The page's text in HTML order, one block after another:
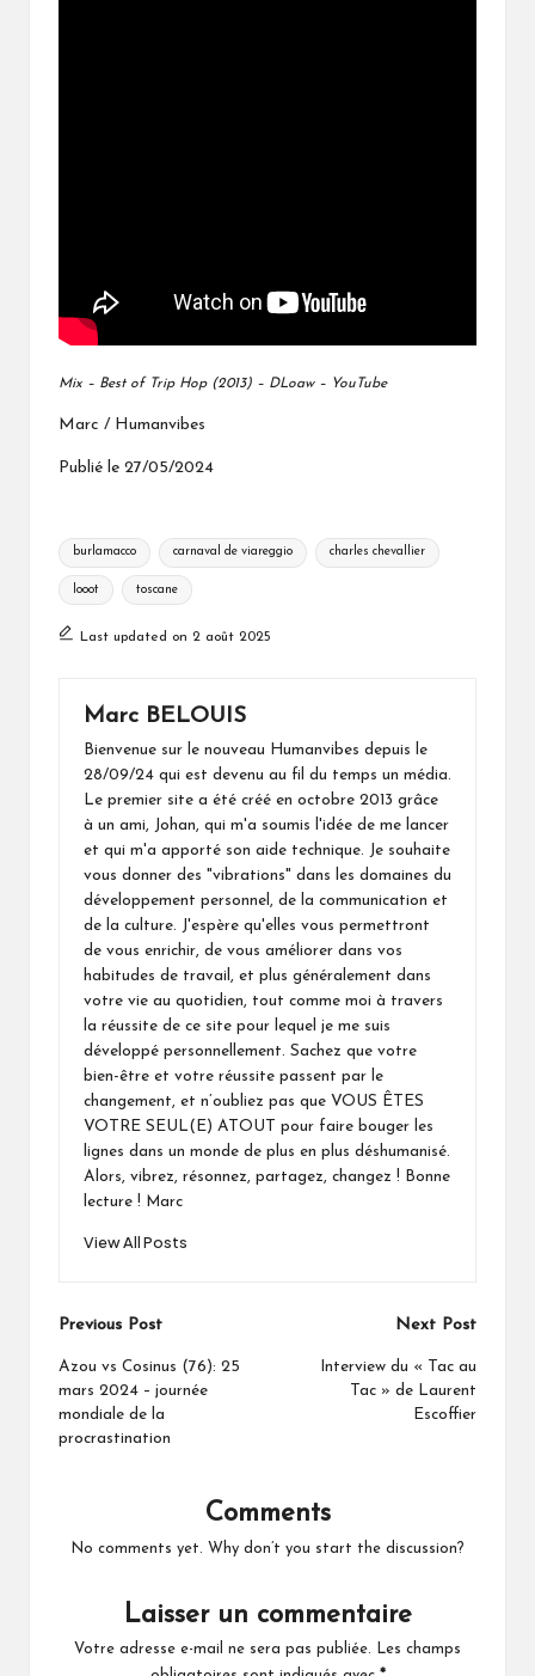
Mix – Best of Trip Hop (2013) – DLoaw – YouTube
Marc / Humanvibes
Publié le 27/05/2024
Tags:
burlamacco carnaval de viareggio charles chevallier
looot toscane
Last updated on 2 août 2025
Marc BELOUIS
Bienvenue sur le nouveau Humanvibes depuis le
28/09/24 qui est devenu au fil du temps un média.
Le premier site a été créé en octobre 2013 grâce
à un ami, Johan, qui m'a soumis l'idée de me lancer
et qui m'a apporté son aide technique. Je souhaite
vous donner des "vibrations" dans les domaines du
développement personnel, de la communication et
de la culture. J'espère qu'elles vous permettront
de vous enrichir, de vous améliorer dans vos
habitudes de travail, et plus généralement dans
votre vie au quotidien, tout comme moi à travers
la réussite de ce site pour lequel je me suis
développé personnellement. Sachez que votre
bien-être et votre réussite passent par le
changement, et n’oubliez pas que VOUS ÊTES
VOTRE SEUL(E) ATOUT pour faire bouger les
lignes dans un monde de plus en plus déshumanisé.
Alors, vibrez, résonnez, partagez, changez ! Bonne
lecture ! Marc
View All Posts
Post
navigation
Previous Post
Azou vs Cosinus (76): 25
mars 2024 – journée
mondiale de la
procrastination
Next Post
Interview du « Tac au
Tac » de Laurent
Escoffier
Comments
No comments yet. Why don’t you start the discussion?
Laisser un commentaire
Votre adresse e-mail ne sera pas publiée.
Les champs